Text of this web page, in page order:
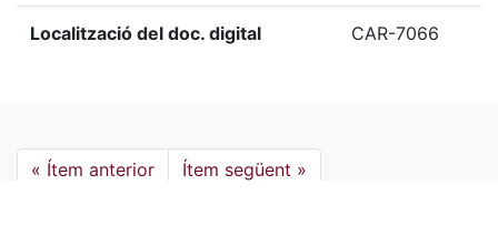
Localització del doc. digital CAR-7066
« Ítem anterior Ítem següent »